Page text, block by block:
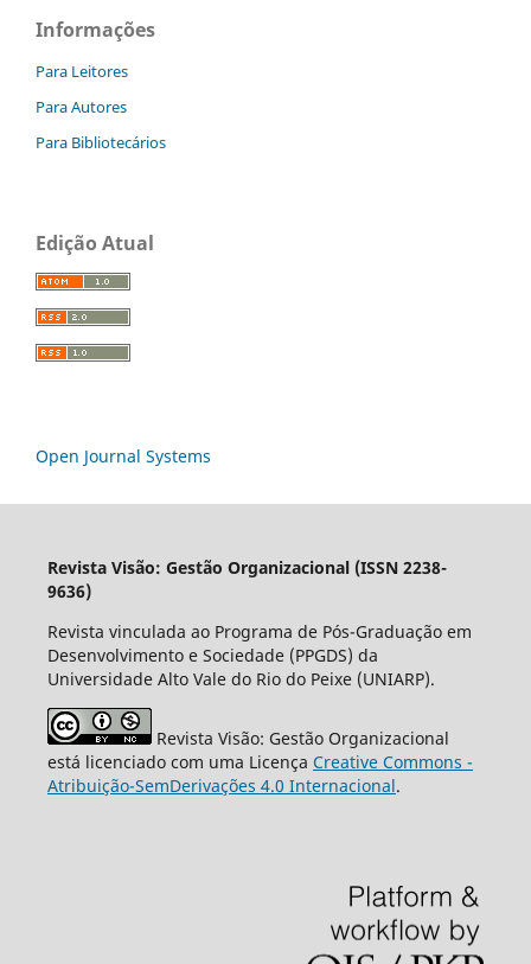
Informações
Para Leitores
Para Autores
Para Bibliotecários
Edição Atual
Open Journal Systems
Revista Visão: Gestão Organizacional (ISSN 2238-
9636)
Revista vinculada ao Programa de Pós-Graduação em
Desenvolvimento e Sociedade (PPGDS) da
Universidade Alto Vale do Rio do Peixe (UNIARP).
Revista Visão: Gestão Organizacional
está licenciado com uma Licença Creative Commons -
Atribuição-SemDerivações 4.0 Internacional.